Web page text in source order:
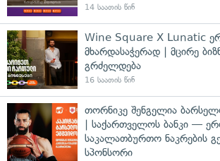
14 საათის წინ
Wine Square X Lunatic
მხარდასაჭერად | მცირე
გრძელდება
16 საათის წინ
თორნიკე შენგელია
| საქართველოს ბანკი —
საკალათბურთო ნაკრების
სპონსორი